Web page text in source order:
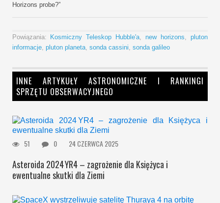
Horizons probe?”
Powiązania: Kosmiczny Teleskop Hubble'a new horizons
pluton
informacje pluton planeta sonda cassini sonda galileo
INNE ARTYKUŁY ASTRONOMICZNE I RANKINGI
SPRZĘTU OBSERWACYJNEGO
51 0 24 CZERWCA 2025
Asteroida 2024 YR4 – zagrożenie dla Księżyca i
ewentualne skutki dla Ziemi